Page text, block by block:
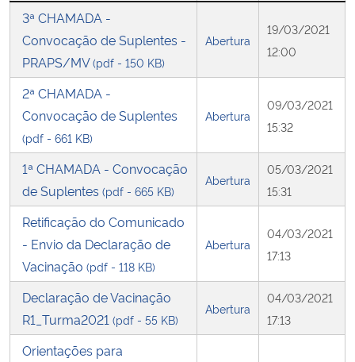
Secretaria-Geral
Secretaria de Governo
Gabinete de Segurança Institucional
Advocacia-Geral da União
Banco Central do Brasil
Planalto
3ª CHAMADA -
Convocação de Suplentes -
PRAPS/MV(pdf - 150 KB)
Abertura
19/03/2021
12:00
2ª CHAMADA -
Convocação de Suplentes
(pdf - 661 KB)
Abertura
09/03/2021
15:32
1ª CHAMADA - Convocação
de Suplentes (pdf - 665 KB)
Abertura
05/03/2021
15:31
Retificação do Comunicado
- Envio da Declaração de
Vacinação (pdf - 118 KB)
Abertura
04/03/2021
17:13
Declaração de Vacinação
R1_Turma2021 (pdf - 55 KB)
Abertura
04/03/2021
17:13
Orientações para